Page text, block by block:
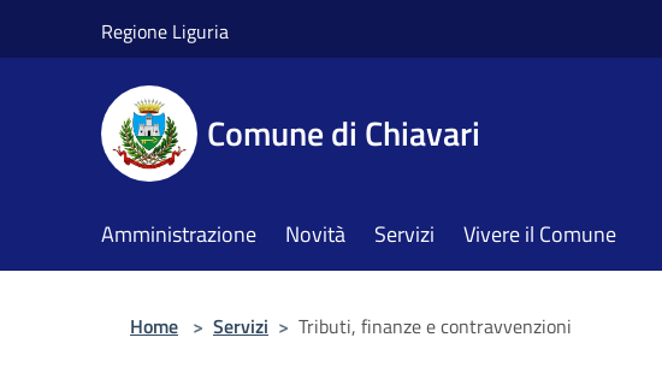
Regione Liguria
Comune di Chiavari
Amministrazione Novità Servizi Vivere il Comune
Home > Servizi > Tributi, finanze e contravvenzioni